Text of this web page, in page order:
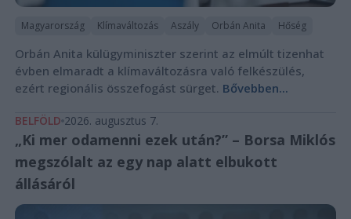
Magyarország Klímaváltozás Aszály Orbán Anita Hőség
Orbán Anita külügyminiszter szerint az elmúlt tizenhat
évben elmaradt a klímaváltozásra való felkészülés,
ezért regionális összefogást sürget. Bővebben...
BELFÖLD 2026. augusztus 7.
„Ki mer odamenni ezek után?” – Borsa Miklós
megszólalt az egy nap alatt elbukott
állásáról